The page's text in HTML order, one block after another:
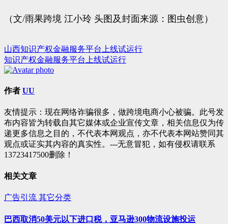
（文/雨果跨境 江小玲 头图及封面来源：图虫创意）
文
章
导
山西知识产权金融服务平台上线试运行
知识产权金融服务平台上线试运行
作者 UU
友情提示：现在网络诈骗很多，做跨境电商小心被骗。此号发
布内容皆为转载自其它媒体或企业宣传文章，相关信息仅为传
递更多信息之目的，不代表本网观点，亦不代表本网站赞同其
观点或证实其内容的真实性。---无意冒犯，如有侵权请联系
13723417500删除！
相关文章
广告引流 其它分类
巴西取消50美元以下进口税，亚马逊300物流设施投运